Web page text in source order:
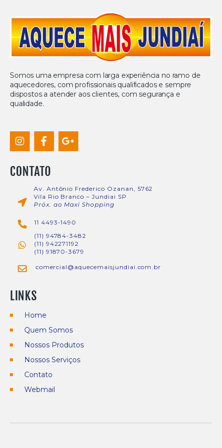
Somos uma empresa com larga experiência no ramo de
aquecedores, com profissionais qualificados e sempre
dispostos a atender aos clientes, com segurança e
qualidade.
CONTATO
Av. Antônio Frederico Ozanan, 5762
Vila Rio Branco – Jundiai SP
Próx. ao Maxi Shopping
11 4493-1490
(11) 94784-3482
(11) 942271192
(11) 91870-3679
comercial@aquecemaisjundiai.com.br
LINKS
Home
Quem Somos
Nossos Produtos
Nossos Serviços
Contato
Webmail